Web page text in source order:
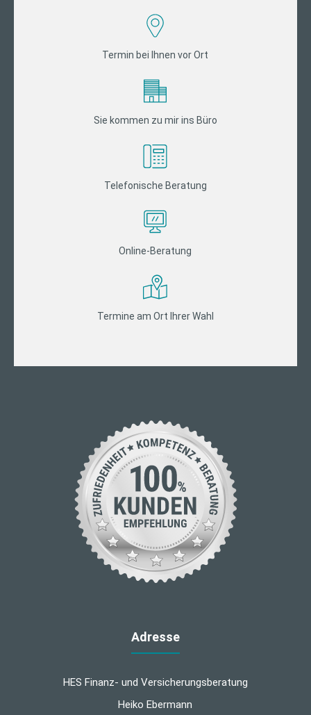
Termin bei Ihnen vor Ort
Sie kommen zu mir ins Büro
Telefonische Beratung
Online-Beratung
Termine am Ort Ihrer Wahl
Adresse
HES Finanz- und Versicherungsberatung
Heiko Ebermann